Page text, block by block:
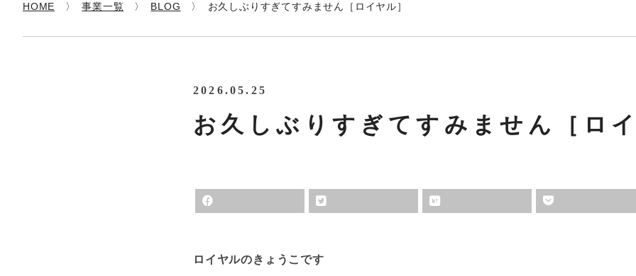
HOME 事業一覧 BLOG お久しぶりすぎてすみません［ロイヤル］
2026.05.25
お久しぶりすぎてすみません［ロ
ロイヤルのきょうこです